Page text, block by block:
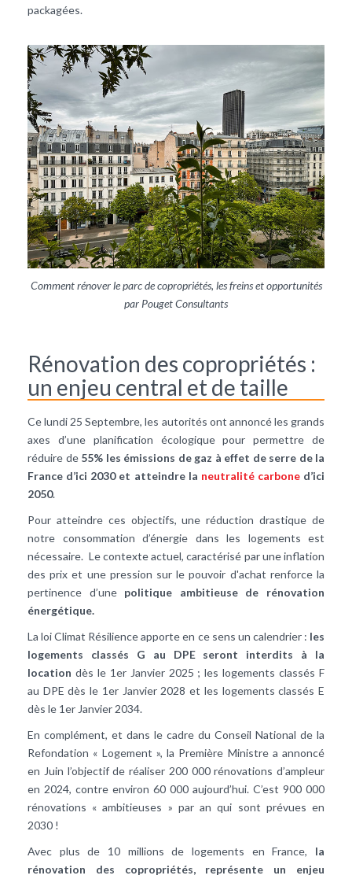
packagées.
Comment rénover le parc de copropriétés, les freins et opportunités
par Pouget Consultants
Rénovation des copropriétés :
un enjeu central et de taille
Ce lundi 25 Septembre, les autorités ont annoncé les grands
axes d’une planification écologique pour permettre de
réduire de 55% les émissions de gaz à effet de serre de la
France d’ici 2030 et atteindre la neutralité carboned’ici
2050.
Pour atteindre ces objectifs, une réduction drastique de
notre consommation d’énergie dans les logements est
nécessaire. Le contexte actuel, caractérisé par une inflation
des prix et une pression sur le pouvoir d'achat renforce la
pertinence d’une politique ambitieuse de rénovation
énergétique.
La loi Climat Résilience apporte en ce sens un calendrier : les
logements classés G au DPE seront interdits à la
location dès le 1er Janvier 2025 ; les logements classés F
au DPE dès le 1er Janvier 2028 et les logements classés E
dès le 1er Janvier 2034.
En complément, et dans le cadre du Conseil National de la
Refondation « Logement », la Première Ministre a annoncé
en Juin l’objectif de réaliser 200 000 rénovations d’ampleur
en 2024, contre environ 60 000 aujourd’hui. C’est 900 000
rénovations « ambitieuses » par an qui sont prévues en
2030 !
Avec plus de 10 millions de logements en France, la
rénovation des copropriétés, représente un enjeu